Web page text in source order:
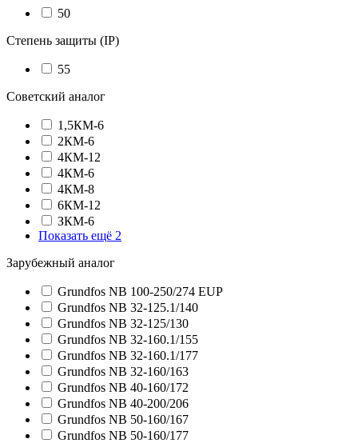
50
Степень защиты (IP)
55
Советский аналог
1,5КМ-6
2КМ-6
4КМ-12
4КМ-6
4КМ-8
6КМ-12
ЗКМ-6
Показать ещё 2
Зарубежный аналог
Grundfos NB 100-250/274 EUP
Grundfos NB 32-125.1/140
Grundfos NB 32-125/130
Grundfos NB 32-160.1/155
Grundfos NB 32-160.1/177
Grundfos NB 32-160/163
Grundfos NB 40-160/172
Grundfos NB 40-200/206
Grundfos NB 50-160/167
Grundfos NB 50-160/177